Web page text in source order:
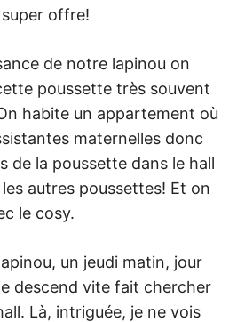
super offre!
de notre lapinou on
poussette très souvent
habite un appartement où
maternelles donc
de la poussette dans le hall
les autres poussettes! Et on
le cosy.
un jeudi matin, jour
descend vite fait chercher
Là, intriguée, je ne vois